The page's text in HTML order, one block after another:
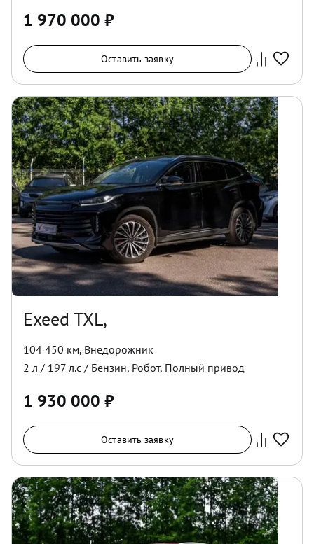
1 970 000 ₽
Оставить заявку
Exeed TXL,
104 450 км, Внедорожник
2 л / 197 л.с / Бензин, Робот, Полный привод
1 930 000 ₽
Оставить заявку